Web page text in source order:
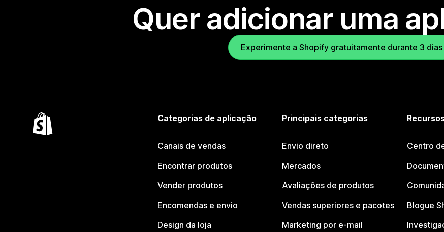
Quer adicionar uma
Experimente a Shopify gratuitamente durante 3 dias
Categorias de aplicação
Canais de vendas
Encontrar produtos
Vender produtos
Encomendas e envio
Design da loja
Principais categorias
Envio direto
Mercados
Avaliações de produtos
Vendas superiores e pacotes
Marketing por e-mail
Centro
Blogue